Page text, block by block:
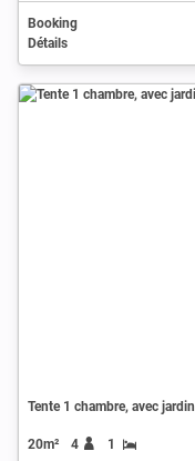
Booking
Détails
Tente 1 chambre, avec jardin
20m² 4
1